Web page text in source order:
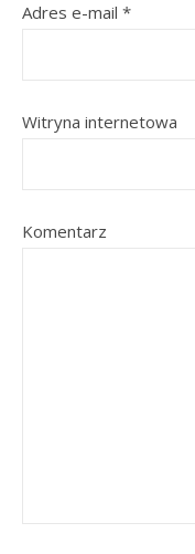
Adres e-mail *
Witryna internetowa
Komentarz